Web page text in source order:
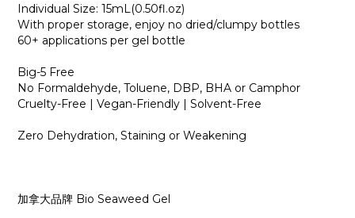
Individual Size: 15mL(0.50fl.oz)
With proper storage, enjoy no dried/clumpy bottles
60+ applications per gel bottle
Big-5 Free
No Formaldehyde, Toluene, DBP, BHA or Camphor
Cruelty-Free | Vegan-Friendly | Solvent-Free
Zero Dehydration, Staining or Weakening
加拿大品牌 Bio Seaweed Gel